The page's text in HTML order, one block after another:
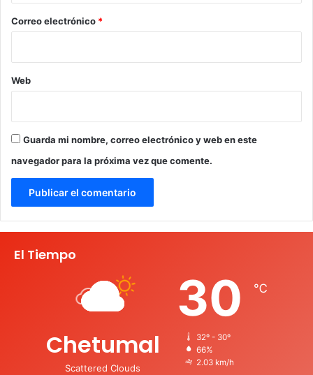
*
Correo electrónico *
Web
Guarda mi nombre, correo electrónico y web en este
navegador para la próxima vez que comente.
El Tiempo
Chetumal
Scattered Clouds
30 ℃
32º - 30º
66%
2.03 km/h